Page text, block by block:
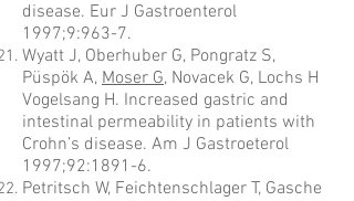
disease. Eur J Gastroenterol
1997;9:963-7.
Wyatt J, Oberhuber G, Pongratz S,
Püspök A, Moser G, Novacek G, Lochs H
Vogelsang H. Increased gastric and
intestinal permeability in patients with
Crohn’s disease. Am J Gastroeterol
1997;92:1891-6.
Petritsch W, Feichtenschlager T, Gasche